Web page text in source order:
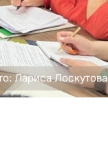
Лариса Лоскутова